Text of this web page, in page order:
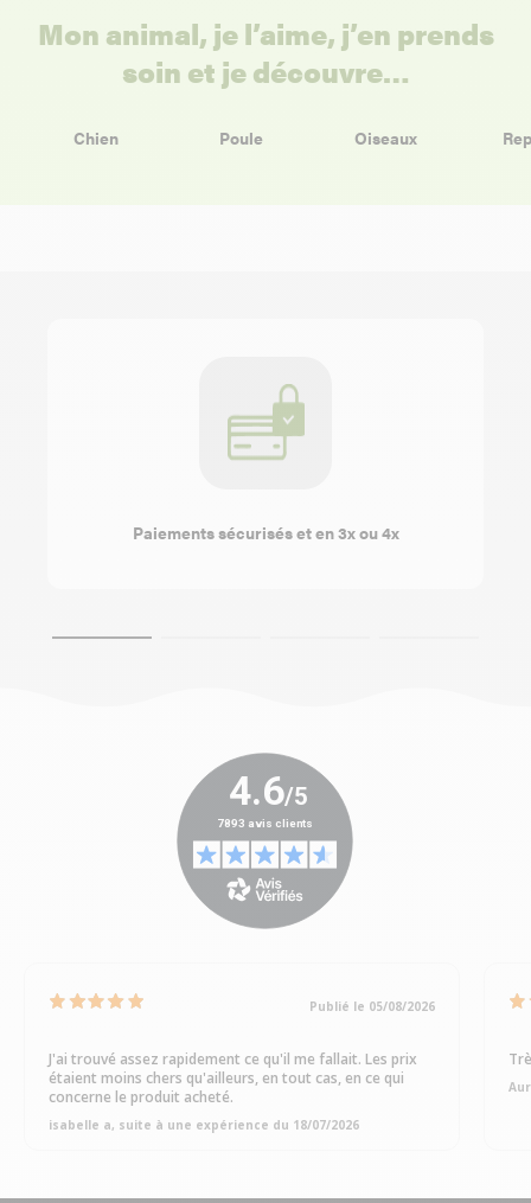
Mon animal, je l’aime, j’en prends
soin et je découvre…
Chien Poule Oiseaux
Paiements sécurisés et en 3x ou 4x
Publié le 05/08/2026
J'ai trouvé assez rapidement ce qu'il me fallait. Les prix
étaient moins chers qu'ailleurs, en tout cas, en ce qui
concerne le produit acheté.
isabelle a, suite à une expérience du 18/07/2026